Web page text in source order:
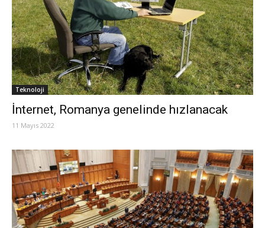
Teknoloji
İnternet, Romanya genelinde hızlanacak
11 Mayıs 2022